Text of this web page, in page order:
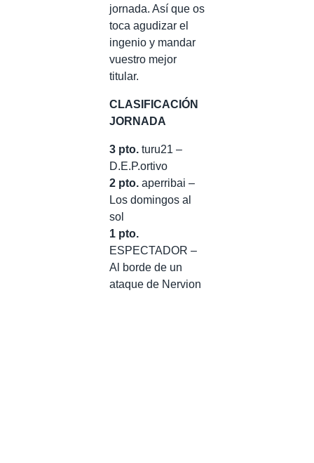
jornada. Así que os
toca agudizar el
ingenio y mandar
vuestro mejor
titular.
CLASIFICACIÓN
JORNADA
3 pto. turu21 –
D.E.P.ortivo
2 pto. aperribai –
Los domingos al
sol
1 pto.
ESPECTADOR –
Al borde de un
ataque de Nervion